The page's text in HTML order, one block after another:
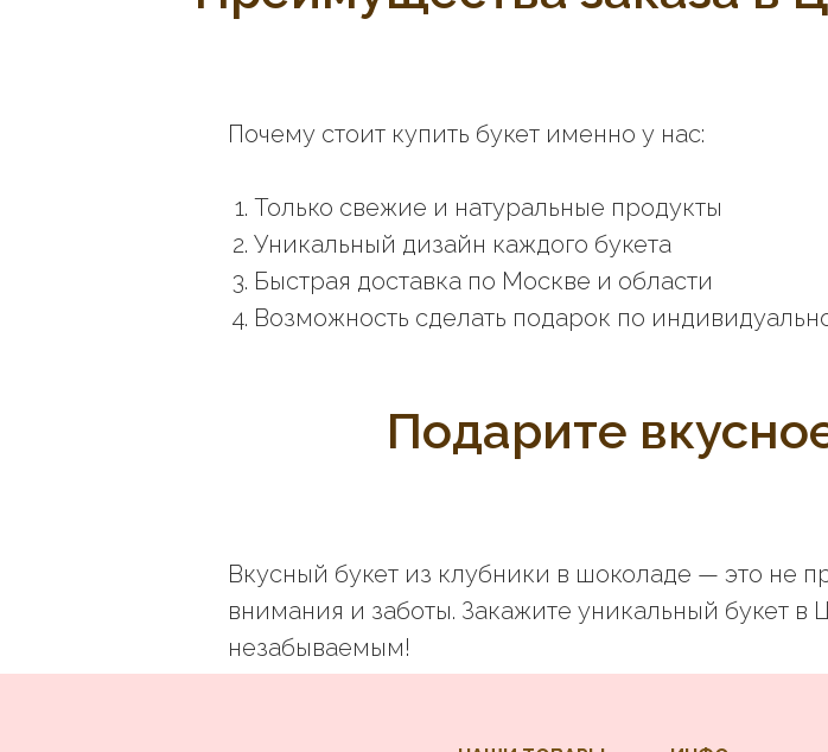
Почему стоит купить букет именно у нас:
Только свежие и натуральные продукты
Уникальный дизайн каждого букета
Быстрая доставка по Москве и области
Возможность сделать подарок по
Подарите
Вкусный букет из клубники в шоколаде — это не
внимания и заботы. Закажите уникальный букет
незабываемым!